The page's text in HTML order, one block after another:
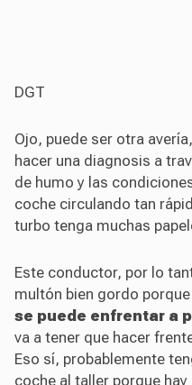
DGT
Ojo, puede ser otra
hacer una diagnosis a
de humo y las
coche circulando tan
turbo tenga muchas
Este conductor, por lo
multón bien gordo
se puede enfrentar a
va a tener que hacer
Eso sí, probablemente
coche al taller porque